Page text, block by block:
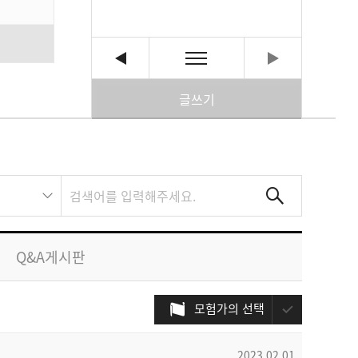
글쓰기
Q&A게시판
모험가의 선택
2023.02.01